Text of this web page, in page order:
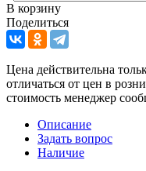
В корзину
Поделиться
Цена действительна
отличаться от цен в
стоимость менеджер
Описание
Задать вопрос
Наличие